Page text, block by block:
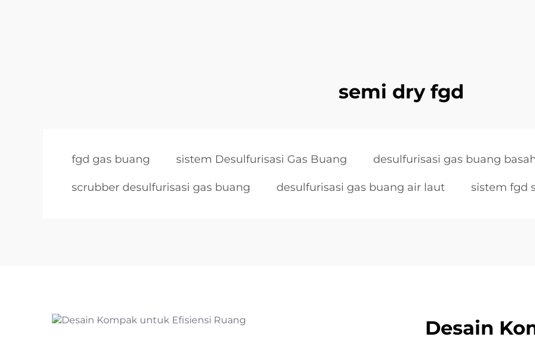
semi dry fgd
fgd gas buang sistem Desulfurisasi Gas Buang desulfurisasi gas buang
scrubber desulfurisasi gas buang desulfurisasi gas buang air laut sistem fgd
Desain